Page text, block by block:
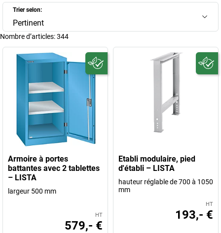
dépenses. Aussi pratique qu'intelligent! Intelligent, Alfred Lienhard
l'était aussi, car il a créé et influencé durablement le succès des
armoires et établis LISTA. Âgé de 20 ans, il fonda son propre
atelier de serrurier en 1945, l'entreprise Lienhard Stahlbau. Ou,
sous sa forme abrégée, LISTA.
Aujourd'hui, il est impossible de compter sans LISTA, dont la
devise est «Making Workspace Work», faire fonctionner l'espace
professionnel: l'entreprise se concentre sur sa spécialité, la
création de postes de travail et d'ateliers rendus plus efficaces
grâce aux établis et armoire à tiroirs robustes de LISTA. Trouvez
donc ici votre nouvel établi ou vos nouvelles armoires LISTA!
Trier selon:
Pertinent
Nombre d’articles:344
Armoire à portes
battantes avec 2 tablettes
– LISTA
largeur 500 mm
HT
579,- €
Etabli modulaire, pied
d'établi – LISTA
hauteur réglable de 700 à 1050
mm
HT
193,- €